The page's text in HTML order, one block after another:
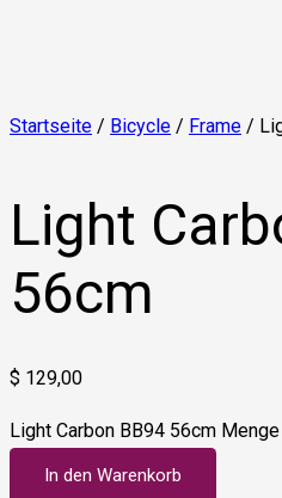
Startseite / Bicycle / Frame /
Light
56cm
$ 129,00
Light Carbon BB94 56cm Menge
In den Warenkorb